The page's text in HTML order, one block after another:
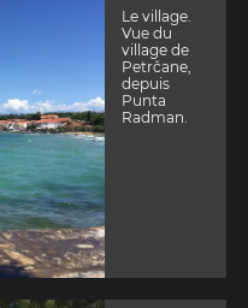
Le village.
Vue du
village de
Petrčane,
depuis
Punta
Radman.